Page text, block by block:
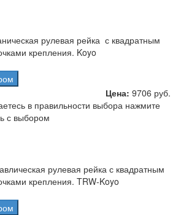
рулевая рейка с квадратным
крепления. Koyo
Цена: 9706 руб.
в правильности выбора нажмите
с выбором
рулевая рейка с квадратным
крепления. TRW-Koyo